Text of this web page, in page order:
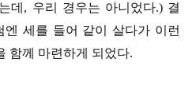
데, 우리 경우는 아니었다.) 결
세를 들어 같이 살다가 이런
함께 마련하게 되었다.